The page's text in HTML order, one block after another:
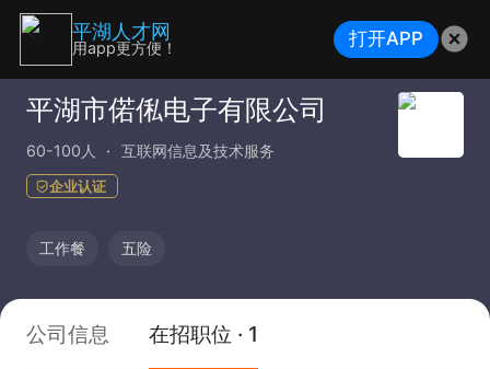
平湖市偌俬电子有限公司
60-100人 互联网信息及技术服务
企业认证
工作餐 五险
公司信息 在招职位 · 1
平湖人才网
用app更方便！ 打开APP